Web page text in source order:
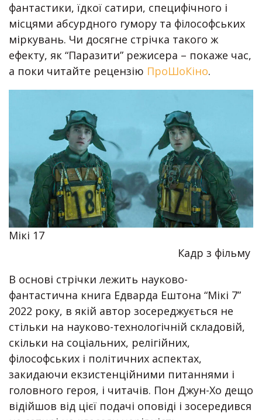
фантастики, їдкої сатири, специфічного і
місцями абсурдного гумору та філософських
міркувань. Чи досягне стрічка такого ж
ефекту, як “Паразити” режисера – покаже час,
а поки читайте рецензію ПроШоКіно.
Мікі 17
Кадр з фільму
В основі стрічки лежить науково-
фантастична книга Едварда Ештона “Мікі 7”
2022 року, в якій автор зосереджується не
стільки на науково-технологічній складовій,
скільки на соціальних, релігійних,
філософських і політичних аспектах,
закидаючи екзистенційними питаннями і
головного героя, і читачів. Пон Джун-Хо дещо
відійшов від цієї подачі оповіді і зосередився